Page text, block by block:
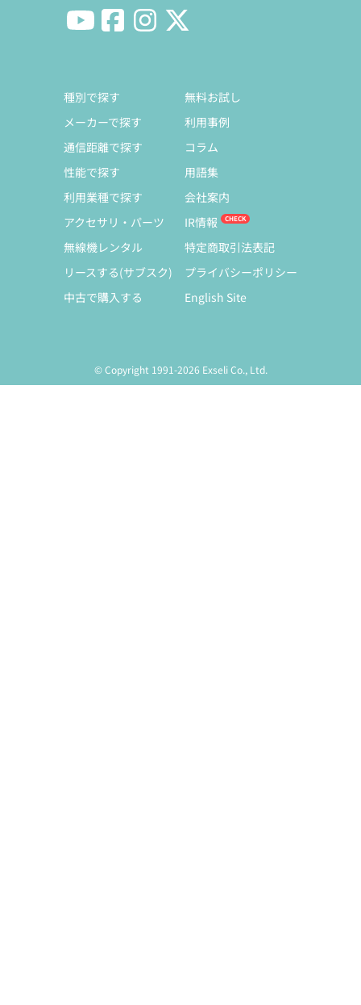
種別で探す
メーカーで探す
通信距離で探す
性能で探す
利用業種で探す
アクセサリ・パーツ
無線機レンタル
リースする(サブスク)
中古で購入する
無料お試し
利用事例
コラム
用語集
会社案内
IR情報
特定商取引法表記
プライバシーポリシー
English Site
© Copyright 1991-2026 Exseli Co., Ltd.